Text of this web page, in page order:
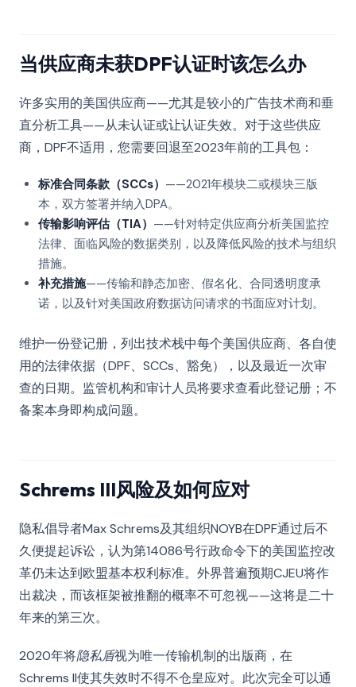
当供应商未获DPF认证时该怎么办
许多实用的美国供应商——尤其是较小的广告技术商和垂
直分析工具——从未认证或让认证失效。对于这些供应
商，DPF不适用，您需要回退至2023年前的工具包：
标准合同条款（SCCs） ——2021年模块二或模块三版
本，双方签署并纳入DPA。
传输影响评估（TIA） ——针对特定供应商分析美国监控
法律、面临风险的数据类别，以及降低风险的技术与组织
措施。
补充措施——传输和静态加密、假名化、合同透明度承
诺，以及针对美国政府数据访问请求的书面应对计划。
维护一份登记册，列出技术栈中每个美国供应商、各自使
用的法律依据（DPF、SCCs、豁免），以及最近一次审
查的日期。监管机构和审计人员将要求查看此登记册；不
备案本身即构成问题。
Schrems III风险及如何应对
隐私倡导者Max Schrems及其组织NOYB在DPF通过后不
久便提起诉讼，认为第14086号行政命令下的美国监控改
革仍未达到欧盟基本权利标准。外界普遍预期CJEU将作
出裁决，而该框架被推翻的概率不可忽视——这将是二十
年来的第三次。
2020年将隐私盾视为唯一传输机制的出版商，在
Schrems II使其失效时不得不仓皇应对。此次完全可以通